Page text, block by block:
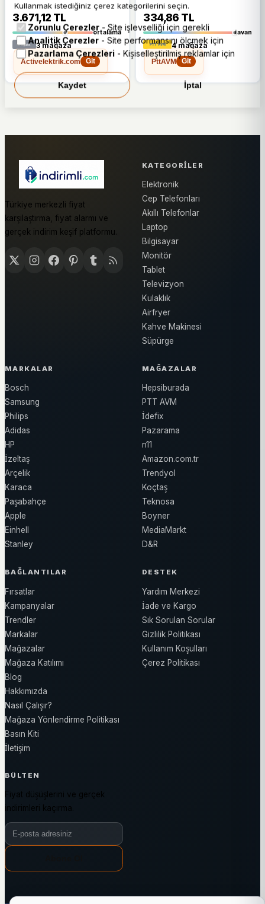
3.671,12 TL
ortalama
3 mağaza
Activelektrik.com
Git
334,86 TL
tavan
4 mağaza
PttAVM
Git
Türkiye merkezli fiyat
karşılaştırma, fiyat alarmı ve
gerçek indirim keşif platformu.
KATEGORILER
Elektronik
Cep Telefonları
Akıllı Telefonlar
Laptop
Bilgisayar
Monitör
Tablet
Televizyon
Kulaklık
Airfryer
Kahve Makinesi
Süpürge
MARKALAR
Bosch
Samsung
Philips
Adidas
HP
İzeltaş
Arçelik
Karaca
Paşabahçe
Apple
Einhell
Stanley
MAĞAZALAR
Hepsiburada
PTT AVM
İdefix
Pazarama
n11
Amazon.com.tr
Trendyol
Koçtaş
Teknosa
Boyner
MediaMarkt
D&R
BAĞLANTILAR
Fırsatlar
Kampanyalar
Trendler
Markalar
Mağazalar
Mağaza Katılımı
Blog
Hakkımızda
Nasıl Çalışır?
Mağaza Yönlendirme Politikası
Basın Kiti
İletişim
DESTEK
Yardım Merkezi
İade ve Kargo
Sık Sorulan Sorular
Gizlilik Politikası
Kullanım Koşulları
Çerez Politikası
BÜLTEN
Fiyat düşüşlerini ve gerçek
indirimleri kaçırma.
Bülten e-posta adresiniz
Kullanmak istediğiniz çerez kategorilerini seçin.
Zorunlu Çerezler- Site işlevselliği için gerekli
Analitik Çerezler - Site performansını ölçmek için
Pazarlama Çerezleri - Kişiselleştirilmiş reklamlar için
Kaydet İptal